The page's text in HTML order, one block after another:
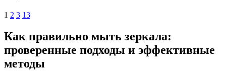
1 2 3 13
Как правильно мыть зеркала:
проверенные подходы и эффективные
методы